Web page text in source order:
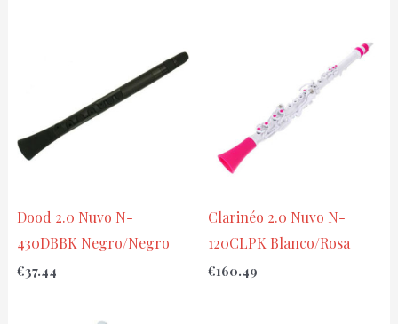
Dood 2.0 Nuvo N-
430DBBK Negro/Negro
€37.44
Clarinéo 2.0 Nuvo N-
120CLPK Blanco/Rosa
€160.49